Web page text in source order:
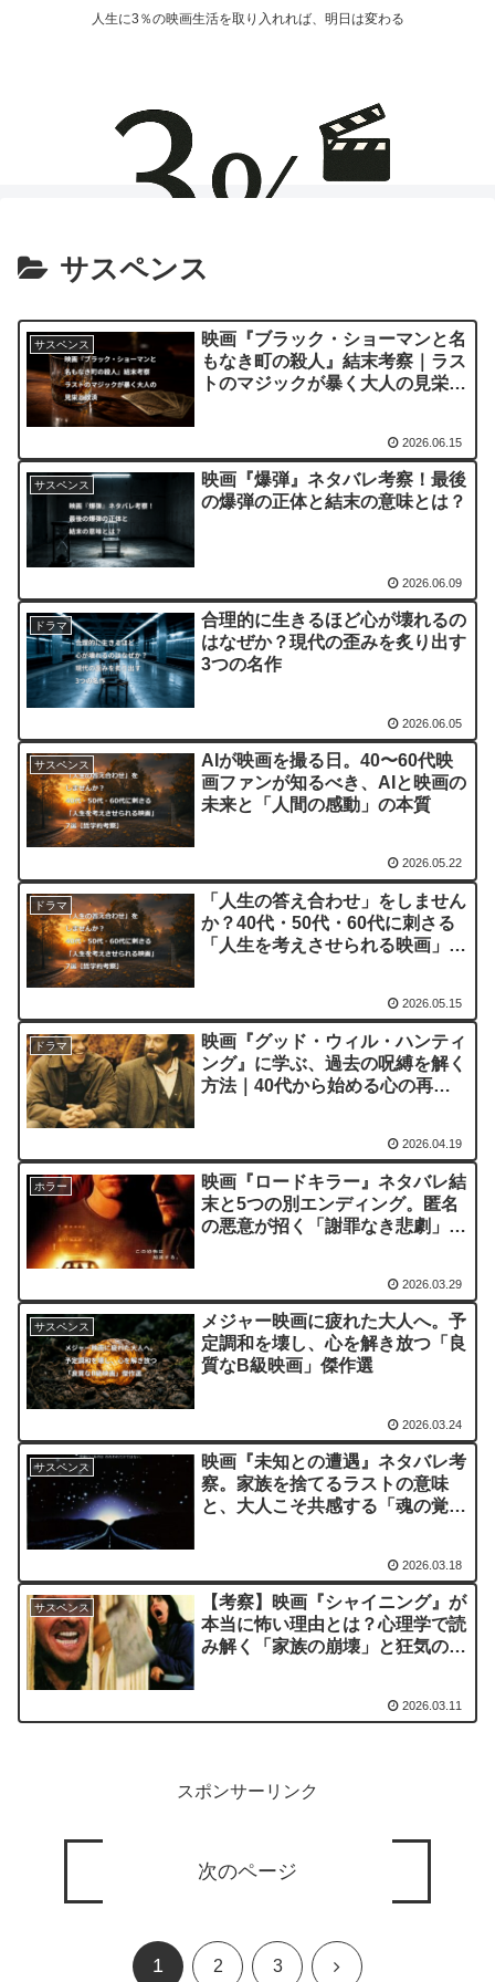
人生に3％の映画生活を取り入れれば、明日は変わる
サスペンス
サスペンス
映画『ブラック・ショーマンと名
もなき町の殺人』結末考察｜ラス
トのマジックが暴く大人の見栄と
2026.06.15
サスペンス
映画『爆弾』ネタバレ考察！最後
の爆弾の正体と結末の意味とは？
2026.06.09
ドラマ
合理的に生きるほど心が壊れるの
はなぜか？現代の歪みを炙り出す
3つの名作
2026.06.05
サスペンス
AIが映画を撮る日。40〜60代映
画ファンが知るべき、AIと映画の
未来と「人間の感動」の本質
2026.05.22
ドラマ
「人生の答え合わせ」をしません
か？40代・50代・60代に刺さる
「人生を考えさせられる映画」7
2026.05.15
ドラマ
映画『グッド・ウィル・ハンティ
ング』に学ぶ、過去の呪縛を解く
方法｜40代から始める心の再構
2026.04.19
ホラー
映画『ロードキラー』ネタバレ結
末と5つの別エンディング。匿名
の悪意が招く「謝罪なき悲劇」の
2026.03.29
サスペンス
メジャー映画に疲れた大人へ。予
定調和を壊し、心を解き放つ「良
質なB級映画」傑作選
2026.03.24
サスペンス
映画『未知との遭遇』ネタバレ考
察。家族を捨てるラストの意味
と、大人こそ共感する「魂の覚
2026.03.18
サスペンス
【考察】映画『シャイニング』が
本当に怖い理由とは？心理学で読
み解く「家族の崩壊」と狂気の正
2026.03.11
スポンサーリンク
次のページ
1 2 3 次